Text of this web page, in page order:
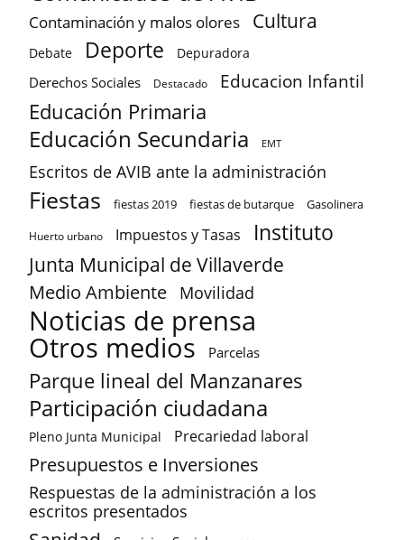
Contaminación y malos olores Cultura
Debate Deporte Depuradora
Derechos Sociales Destacado Educacion Infantil
Educación Primaria
Educación Secundaria EMT
Escritos de AVIB ante la administración
Fiestas fiestas 2019 fiestas de butarque Gasolinera
Huerto urbano Impuestos y Tasas Instituto
Junta Municipal de Villaverde
Medio Ambiente Movilidad
Noticias de prensa
Otros medios Parcelas
Parque lineal del Manzanares
Participación ciudadana
Pleno Junta Municipal Precariedad laboral
Presupuestos e Inversiones
Respuestas de la administración a los
escritos presentados